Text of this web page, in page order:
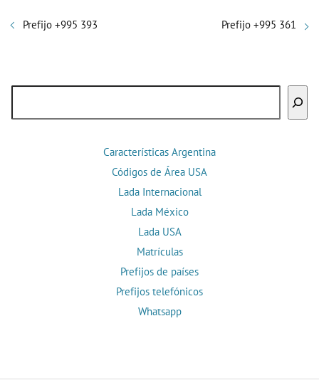
Prefijo +995 393 Prefijo +995 361
Características Argentina
Códigos de Área USA
Lada Internacional
Lada México
Lada USA
Matrículas
Prefijos de países
Prefijos telefónicos
Whatsapp